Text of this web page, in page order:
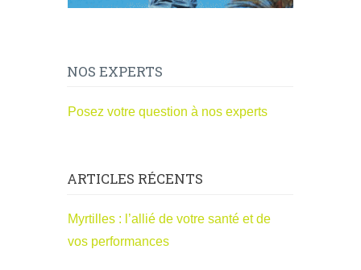
NOS EXPERTS
Posez votre question à nos experts
ARTICLES RÉCENTS
Myrtilles : l’allié de votre santé et de
vos performances